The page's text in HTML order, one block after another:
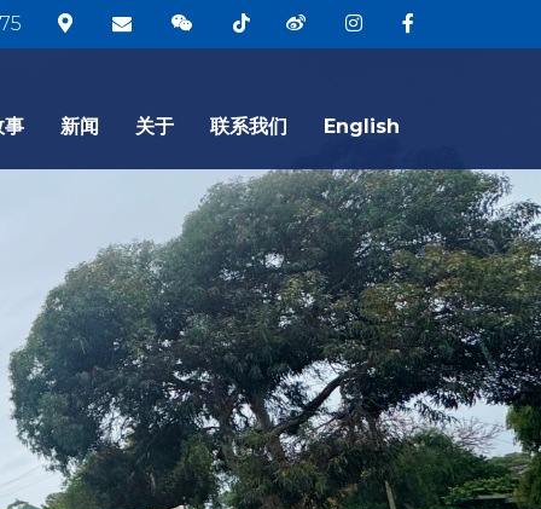
事 新闻 关于 联系我们 English